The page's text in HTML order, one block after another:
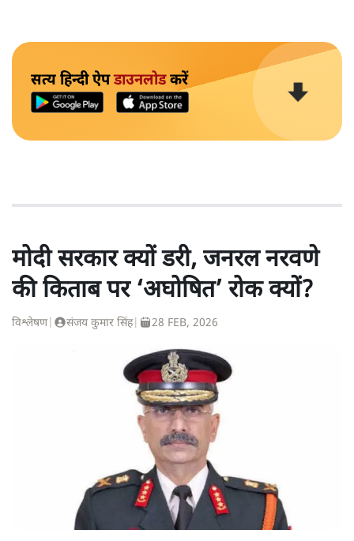
सत्य हिन्दी ऐपडाउनलोडकरें
मोदी सरकार क्यों डरी, जनरल नरवणे
की किताब पर ‘अघोषित’ रोक क्यों?
विश्लेषण| संजय कुमार सिंह| 28 FEB, 2026